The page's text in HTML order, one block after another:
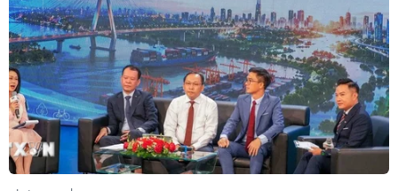
Bão Rai giảm cấp, không khí lạnh ảnh
hưởng đến Bắc Bộ
16/12/2021 23:50
Sáng 17/12, không khí lạnh đã ảnh hưởng đến một số
nơi ở vùng núi Bắc Bộ, sau đó ảnh hưởng đến các nơi